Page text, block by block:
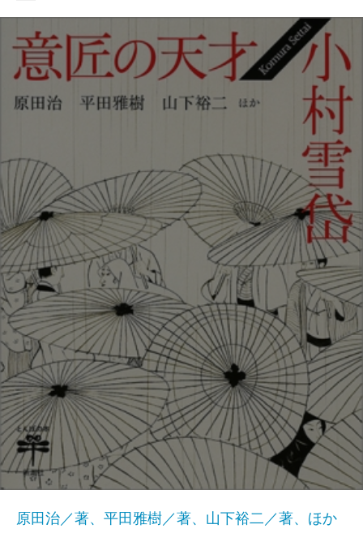
原田治／著、平田雅樹／著、山下裕二／著、ほか